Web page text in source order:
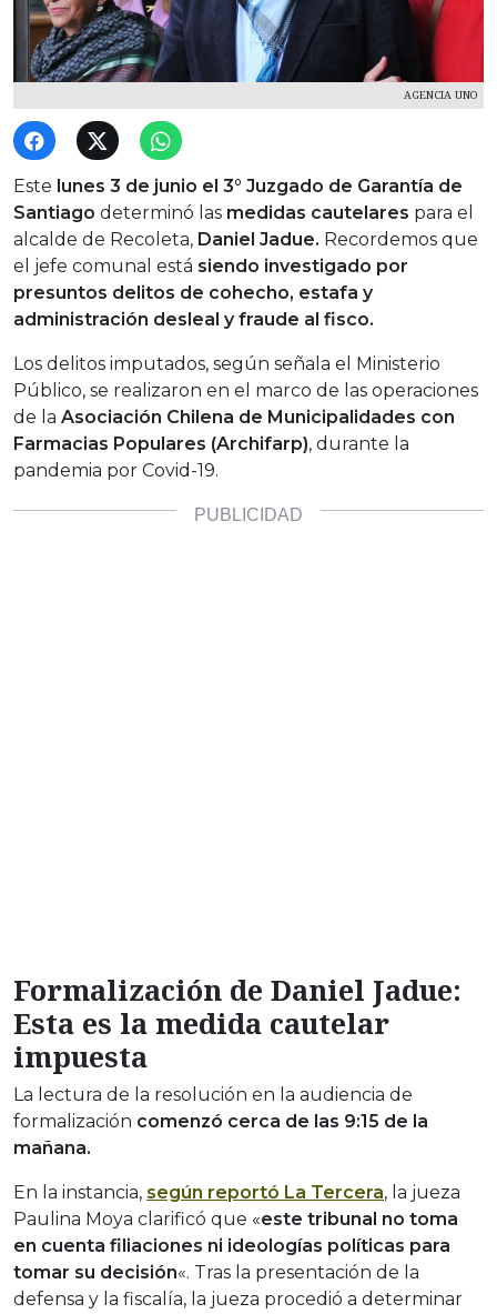
AGENCIA UNO
Este lunes 3 de junio el 3° Juzgado de Garantía de
Santiago determinó las medidas cautelares para el
alcalde de Recoleta, Daniel Jadue. Recordemos que
el jefe comunal está siendo investigado por
presuntos delitos de cohecho, estafa y
administración desleal y fraude al fisco.
Los delitos imputados, según señala el Ministerio
Público, se realizaron en el marco de las operaciones
de la Asociación Chilena de Municipalidades con
Farmacias Populares (Archifarp), durante la
pandemia por Covid-19.
Formalización de Daniel Jadue:
Esta es la medida cautelar
impuesta
La lectura de la resolución en la audiencia de
formalización comenzó cerca de las 9:15 de la
mañana.
En la instancia, según reportó La Tercera, la jueza
Paulina Moya clarificó que «este tribunal no toma
en cuenta filiaciones ni ideologías políticas para
tomar su decisión«. Tras la presentación de la
defensa y la fiscalía, la jueza procedió a determinar